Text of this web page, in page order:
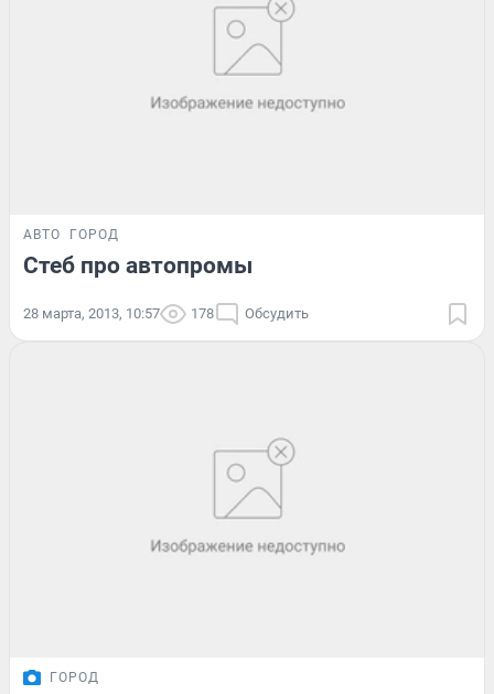
АВТО ГОРОД
Стеб про автопромы
28 марта, 2013, 10:57 178 Обсудить
ГОРОД